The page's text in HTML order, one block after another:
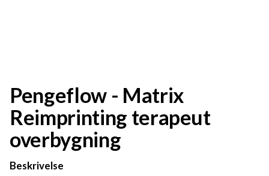
Pengeflow - Matrix
Reimprinting terapeut
overbygning
Beskrivelse